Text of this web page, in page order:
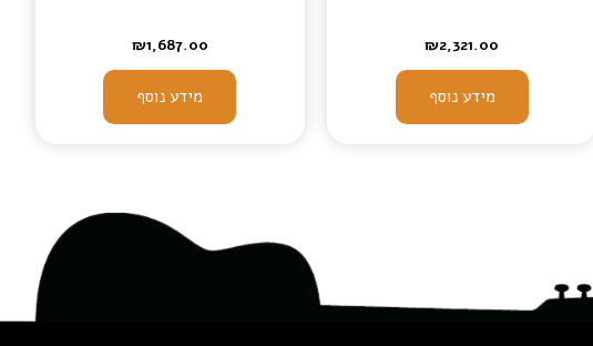
₪2,321.00
מידע נוסף
₪1,687.00
מידע נוסף